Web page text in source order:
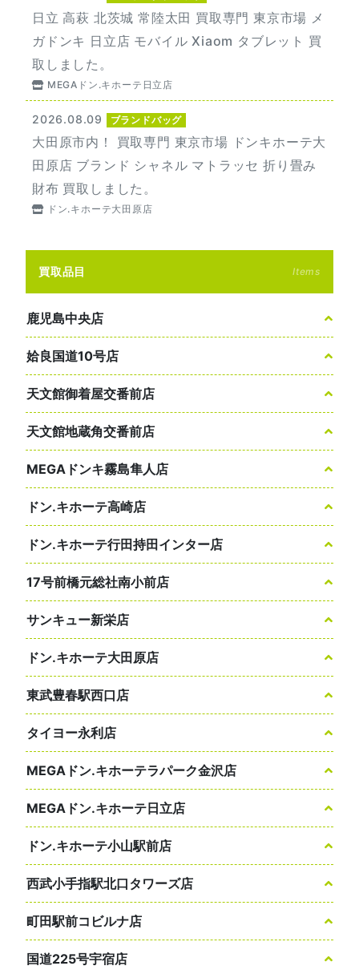
日立 高萩 北茨城 常陸太田 買取専門 東京市場 メ
ガドンキ 日立店 モバイル Xiaom タブレット 買
取しました。
MEGAドン.キホーテ日立店
2026.08.09 ブランドバッグ
大田原市内！ 買取専門 東京市場 ドンキホーテ大
田原店 ブランド シャネル マトラッセ 折り畳み
財布 買取しました。
ドン.キホーテ大田原店
買取品目 Items
鹿児島中央店
姶良国道10号店
天文館御着屋交番前店
天文館地蔵角交番前店
MEGAドンキ霧島隼人店
ドン.キホーテ高崎店
ドン.キホーテ行田持田インター店
17号前橋元総社南小前店
サンキュー新栄店
ドン.キホーテ大田原店
東武豊春駅西口店
タイヨー永利店
MEGAドン.キホーテラパーク金沢店
MEGAドン.キホーテ日立店
ドン.キホーテ小山駅前店
西武小手指駅北口タワーズ店
町田駅前コビルナ店
国道225号宇宿店